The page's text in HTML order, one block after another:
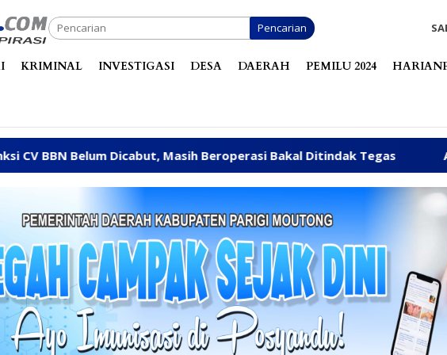
Pencarian
KRIMINAL INVESTIGASI DESA DAERAH PEMILU 2024
Dicabut, Masih Beroperasi Bakal Ditindak Tegas Abaikan Sanksi